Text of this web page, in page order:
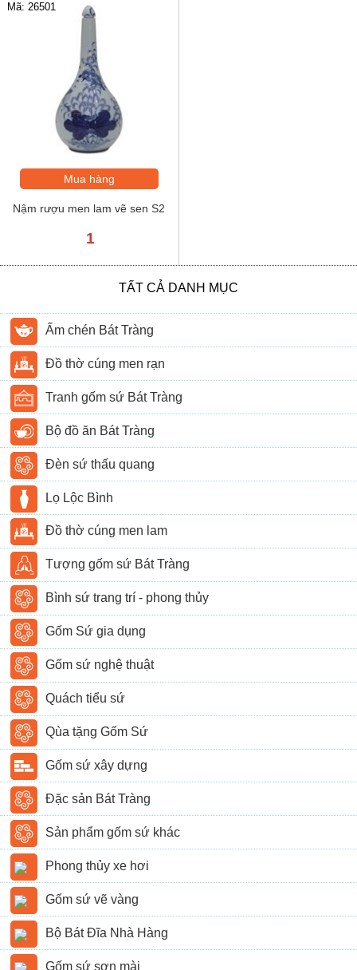
Mã: 26501
Mua hàng
Nậm rượu men lam vẽ sen S2
1
TẤT CẢ DANH MỤC
Ấm chén Bát Tràng
Đồ thờ cúng men rạn
Tranh gốm sứ Bát Tràng
Bộ đồ ăn Bát Tràng
Đèn sứ thấu quang
Lọ Lộc Bình
Đồ thờ cúng men lam
Tượng gốm sứ Bát Tràng
Bình sứ trang trí - phong thủy
Gốm Sứ gia dụng
Gốm sứ nghệ thuật
Quách tiểu sứ
Qùa tặng Gốm Sứ
Gốm sứ xây dựng
Đặc sản Bát Tràng
Sản phẩm gốm sứ khác
Phong thủy xe hơi
Gốm sứ vẽ vàng
Bộ Bát Đĩa Nhà Hàng
Gốm sứ sơn mài